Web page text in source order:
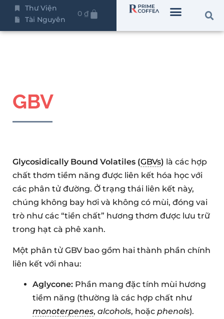
Thư Viện
Tài Nguyên
0 ₫
GBV
Glycosidically Bound Volatiles (GBVs) là các hợp
chất thơm tiềm năng được liên kết hóa học với
các phân tử đường. Ở trạng thái liên kết này,
chúng không bay hơi và không có mùi, đóng vai
trò như các “tiền chất” hương thơm được lưu trữ
trong hạt cà phê xanh.
Một phân tử GBV bao gồm hai thành phần chính
liên kết với nhau:
Aglycone: Phần mang đặc tính mùi hương
tiềm năng (thường là các hợp chất như
monoterpenes, alcohols, hoặc phenols).